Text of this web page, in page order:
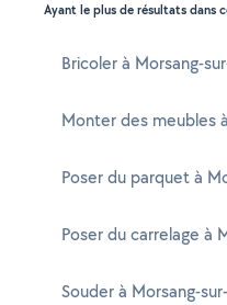
Ayant le plus de résultats dans
Bricoler à Morsang-
Monter des meubles
Poser du parquet à
Poser du carrelage à
Souder à Morsang-